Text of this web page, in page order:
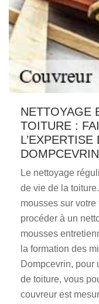
NETTOYAGE
TOITURE :
Le nettoyage
de vie de la
mousses sur
procéder à un
mousses
la formation des
Dompcevrin, pour
de toiture, vous
couvreur est